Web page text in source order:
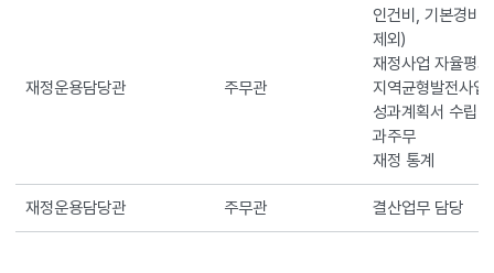
재정운용담당관 주무관
인건비, 기본경비,
제외)
재정사업 자율평
지역균형발전사
성과계획서 수립
과주무
재정 통계
재정운용담당관 주무관 결산업무 담당